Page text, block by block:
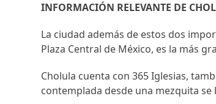
INFORMACIÓN RELEVANTE DE
La ciudad además de estos dos
Plaza Central de México, es la más
Cholula cuenta con 365 Iglesias,
contemplada desde una mezquita